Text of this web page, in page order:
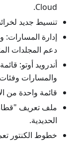
Cloud.
تنسيط جديد
إدارة
دعم المجلدات
أندرويد أوتو:
والمسارات
قائمة واحدة من
ملف تعريف
الحديدية.
خطوط الكنتور